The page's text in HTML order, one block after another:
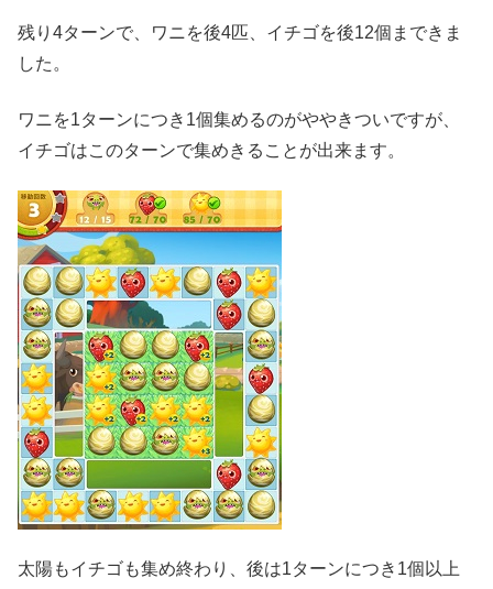
残り4ターンで、ワニを後4匹、イチゴを後12個まできま
した。
ワニを1ターンにつき1個集めるのがややきついですが、
イチゴはこのターンで集めきることが出来ます。
太陽もイチゴも集め終わり、後は1ターンにつき1個以上